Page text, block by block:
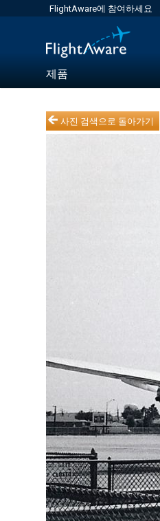
FlightAware에 참여하세요
제품
사진 검색으로 돌아가기